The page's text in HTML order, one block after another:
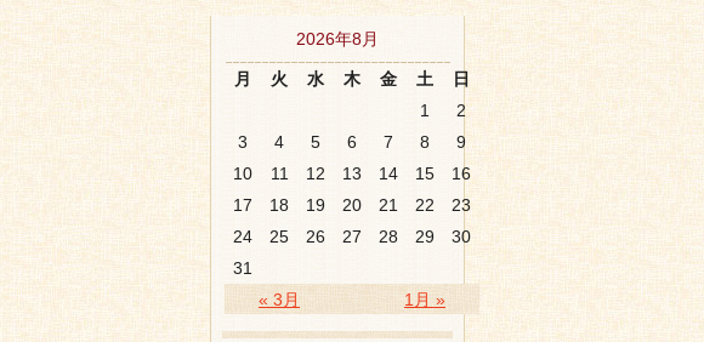
2026年8月
月 火 水 木 金 土 日
« 3月 1月 »
1
2
3
4 5 6 7 8
9
10
11 12 13 14 15
16
17
18 19 20 21 22
23
24
25 26 27 28 29
30
31